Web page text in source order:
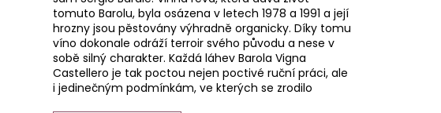
tomuto Barolu, byla osázena v letech 1978 a 1991 a její
hrozny jsou pěstovány výhradně organicky. Díky tomu
víno dokonale odráží terroir svého původu a nese v
sobě silný charakter. Každá láhev Barola Vigna
Castellero je tak poctou nejen poctivé ruční práci, ale
i jedinečným podmínkám, ve kterých se zrodilo
IL BASTARDO ROSSO ITALIANO